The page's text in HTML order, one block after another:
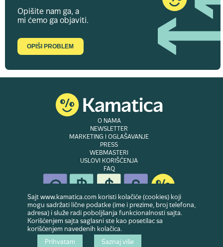
Opišite nam ga, a
mi ćemo ga objaviti.
OPIŠI PROBLEM
O NAMA
NEWSLETTER
MARKETING I OGLAŠAVANJE
PRESS
WEBMASTERI
USLOVI KORIŠĆENJA
FAQ
© Copyright 2007-2026. Website developed & owned byDubes doo
zadržana
Sajt www.kamatica.com koristi kolačiće (cookies) koji
mogu sadržati lične podatke (ime i prezime, broj telefona,
adresa) i služe radi poboljšanja funkcionalnosti sajta.
Korišćenjem sajta saglasni ste kao posetilac sa
korišćenjem navedenih kolačica.
Prihvatam Saznaj više